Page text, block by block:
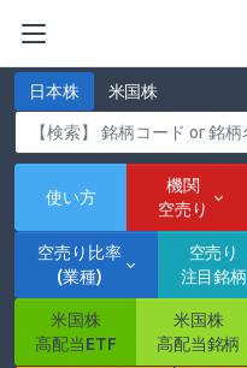
日本株 米国株
使い方
機関
空売り
空売り比率
(業種)
空売り
注目銘柄
米国株
高配当ETF
米国株
高配当銘柄